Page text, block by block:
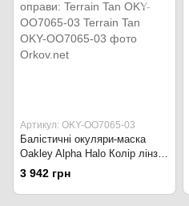
Артикул: OKY-OO7065-03
Балістичні окуляри-маска
Oakley Alpha Halo Колір лінзи:
Smoke Gray Колір оправи:
Terrain Tan OKY-OO7065-03
Terrain Tan
3 942 грн